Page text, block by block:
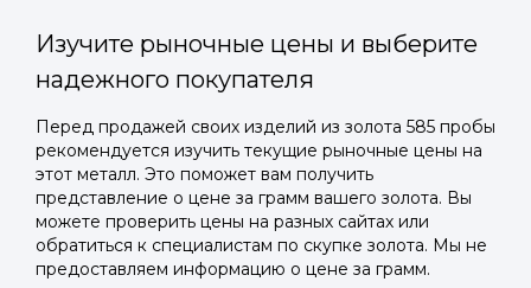
Изучите рыночные цены и выберите
надежного покупателя
Перед продажей своих изделий из золота 585 пробы
рекомендуется изучить текущие рыночные цены на
этот металл. Это поможет вам получить
представление о цене за грамм вашего золота. Вы
можете проверить цены на разных сайтах или
обратиться к специалистам по скупке золота. Мы не
предоставляем информацию о цене за грамм.